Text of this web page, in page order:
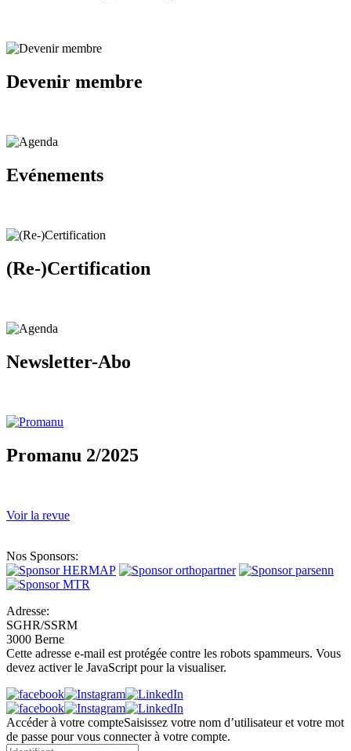
Devenir membre
Evénements
(Re-)Certification
Newsletter-Abo
Promanu 2/2025
Voir la revue
Nos Sponsors:
Adresse:
SGHR/SSRM
3000 Berne
Cette adresse e-mail est protégée contre les robots spammeurs. Vous
devez activer le JavaScript pour la visualiser.
Accéder à votre compteSaisissez votre nom d’utilisateur et votre mot
de passe pour vous connecter à votre compte.